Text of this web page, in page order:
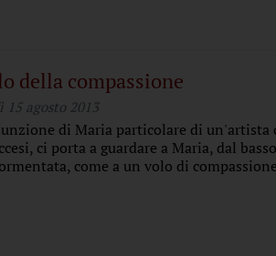
della compassione
15 agosto 2013
di Maria particolare di un'artista
ci porta a guardare a Maria, dal
come a un volo di